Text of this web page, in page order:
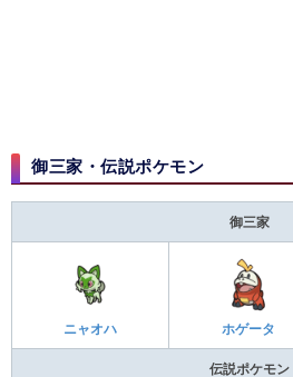
御三家・伝説ポケモン
御三家
ニャオハ ホゲータ
伝説ポケモン